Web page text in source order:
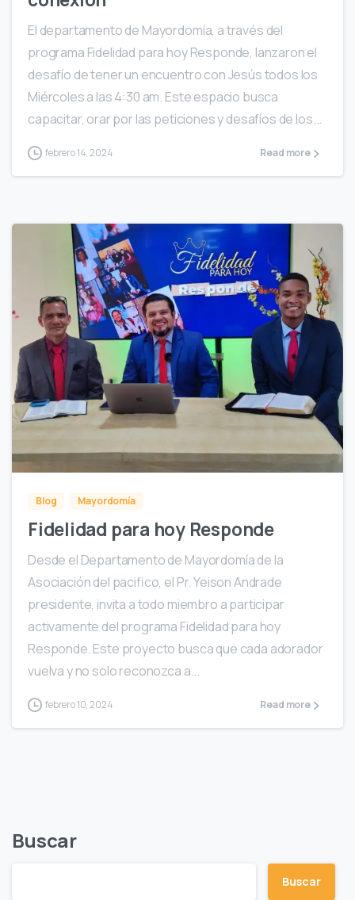
El departamento de Mayordomía, a través del
programa Fidelidad para hoy Responde, lanzaron el
desafío de tener un encuentro con Jesús todos los
Miércoles a las 4:30 am. Este espacio busca
capacitar, orar por las peticiones y desafíos de los...
febrero 14, 2024 Read more
Blog Mayordomía
Fidelidad para hoy Responde
Desde el Departamento de Mayordomía de la
Asociación del pacifico, el Pr. Yeison Andrade
presidente, invita a todo miembro a participar
activamente del programa Fidelidad para hoy
Responde. Este proyecto busca que cada adorador
vuelva y no solo reconozca a...
febrero 10, 2024 Read more
Buscar
Buscar